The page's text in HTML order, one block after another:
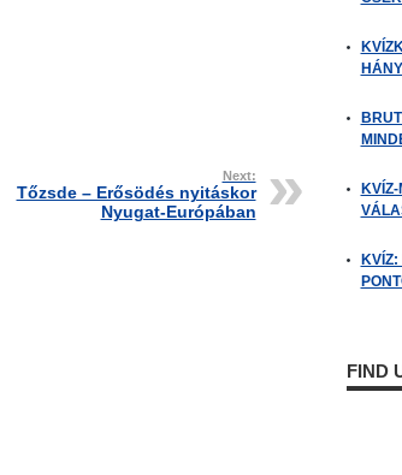
Next:
Tőzsde – Erősödés nyitáskor
Nyugat-Európában
FIND